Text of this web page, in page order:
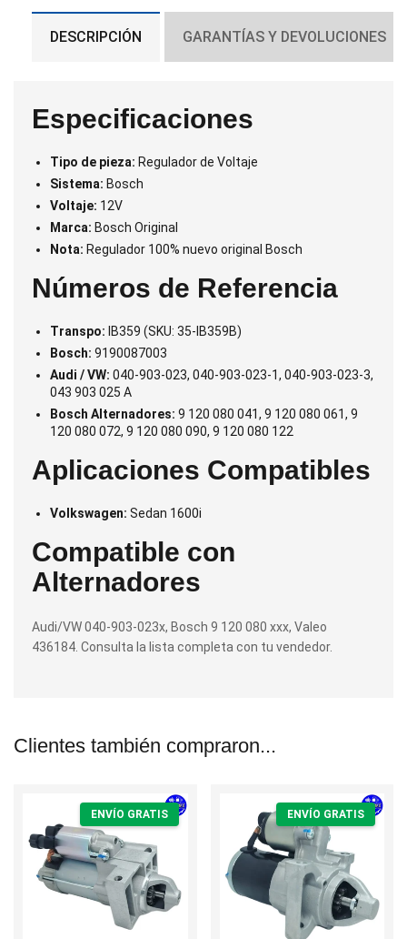
DESCRIPCIÓN GARANTÍAS Y DEVOLUCIONES
Especificaciones
Tipo de pieza: Regulador de Voltaje
Sistema: Bosch
Voltaje: 12V
Marca: Bosch Original
Nota: Regulador 100% nuevo original Bosch
Números de Referencia
Transpo: IB359 (SKU: 35-IB359B)
Bosch: 9190087003
Audi / VW: 040-903-023, 040-903-023-1, 040-903-023-3,
043 903 025 A
Bosch Alternadores: 9 120 080 041, 9 120 080 061, 9
120 080 072, 9 120 080 090, 9 120 080 122
Aplicaciones Compatibles
Volkswagen: Sedan 1600i
Compatible con
Alternadores
Audi/VW 040-903-023x, Bosch 9 120 080 xxx, Valeo
436184. Consulta la lista completa con tu vendedor.
Clientes también compraron...
ENVÍO GRATIS ENVÍO GRATIS